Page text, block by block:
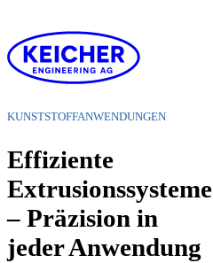
KUNSTSTOFFANWENDUNGEN
Effiziente
Extrusionssysteme
– Präzision in
jeder Anwendung